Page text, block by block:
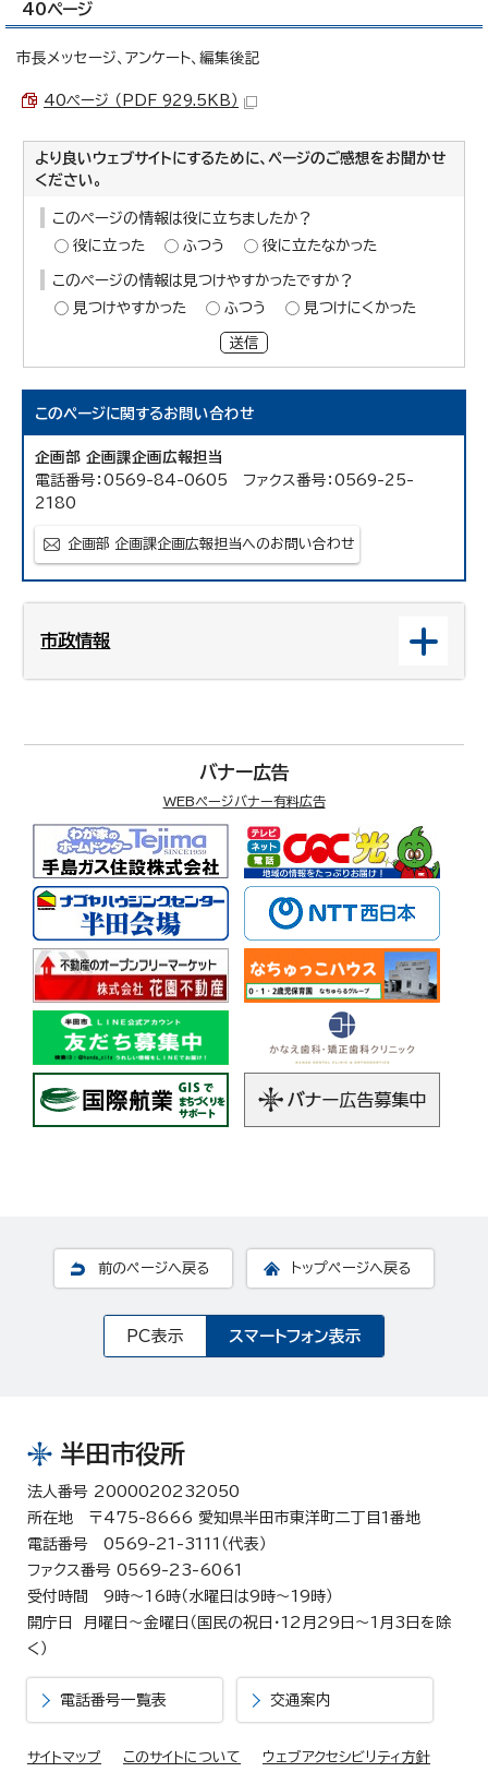
40ページ
市長メッセージ、アンケート、編集後記
40ページ （PDF 929.5KB）
より良いウェブサイトにするために、ページのご感想をお聞かせ
ください。
このページの情報は役に立ちましたか？
役に立った
ふつう 役に立たなかった
このページの情報は見つけやすかったですか？
見つけやすかった
ふつう 見つけにくかった
送信
このページに関するお問い合わせ
企画部 企画課企画広報担当
電話番号：0569-84-0605 ファクス番号：0569-25-
2180
企画部 企画課企画広報担当へのお問い合わせ
市政情報
バナー広告
WEBページバナー有料広告
前のページへ戻る トップページへ戻る
PC表示 スマートフォン表示
半田市役所
法人番号 2000020232050
所在地 〒475-8666 愛知県半田市東洋町二丁目1番地
電話番号 0569-21-3111（代表）
ファクス番号 0569-23-6061
受付時間 9時～16時（水曜日は9時～19時）
開庁日 月曜日～金曜日（国民の祝日・12月29日～1月3日を除
く）
電話番号一覧表 交通案内
サイトマップ このサイトについて ウェブアクセシビリティ方針